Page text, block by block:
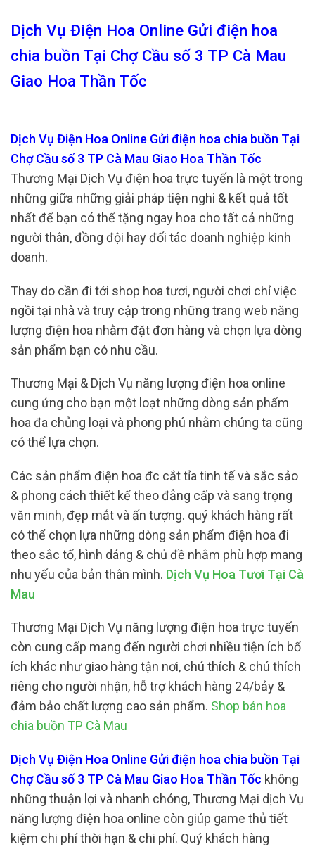
Dịch Vụ Điện Hoa Online Gửi điện hoa
chia buồn Tại Chợ Cầu số 3 TP Cà Mau
Giao Hoa Thần Tốc
Dịch Vụ Điện Hoa Online Gửi điện hoa chia buồn Tại
Chợ Cầu số 3 TP Cà Mau Giao Hoa Thần Tốc
Thương Mại Dịch Vụ điện hoa trực tuyến là một trong
những giữa những giải pháp tiện nghi & kết quả tốt
nhất để bạn có thể tặng ngay hoa cho tất cả những
người thân, đồng đội hay đối tác doanh nghiệp kinh
doanh.
Thay do cần đi tới shop hoa tươi, người chơi chỉ việc
ngồi tại nhà và truy cập trong những trang web năng
lượng điện hoa nhằm đặt đơn hàng và chọn lựa dòng
sản phẩm bạn có nhu cầu.
Thương Mại & Dịch Vụ năng lượng điện hoa online
cung ứng cho bạn một loạt những dòng sản phẩm
hoa đa chủng loại và phong phú nhằm chúng ta cũng
có thể lựa chọn.
Các sản phẩm điện hoa đc cắt tỉa tinh tế và sắc sảo
& phong cách thiết kế theo đẳng cấp và sang trọng
văn minh, đẹp mắt và ấn tượng. quý khách hàng rất
có thể chọn lựa những dòng sản phẩm điện hoa đi
theo sắc tố, hình dáng & chủ đề nhằm phù hợp mang
nhu yếu của bản thân mình. Dịch Vụ Hoa Tươi Tại Cà
Mau
Thương Mại Dịch Vụ năng lượng điện hoa trực tuyến
còn cung cấp mang đến người chơi nhiều tiện ích bổ
ích khác như giao hàng tận nơi, chú thích & chú thích
riêng cho người nhận, hỗ trợ khách hàng 24/bảy &
đảm bảo chất lượng cao sản phẩm. Shop bán hoa
chia buồn TP Cà Mau
Dịch Vụ Điện Hoa Online Gửi điện hoa chia buồn Tại
Chợ Cầu số 3 TP Cà Mau Giao Hoa Thần Tốc không
những thuận lợi và nhanh chóng, Thương Mại dịch Vụ
năng lượng điện hoa online còn giúp game thủ tiết
kiệm chi phí thời hạn & chi phí. Quý khách hàng